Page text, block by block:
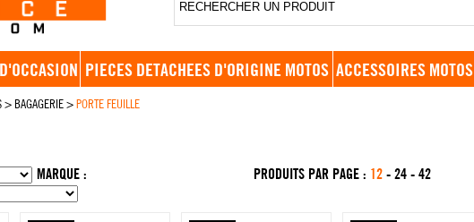
PIECES DETACHEES D'ORIGINE MOTOS ACCESSOIRES MOTOS
> BAGAGERIE>PORTE FEUILLE
MARQUE : PRODUITS PAR PAGE : 12-24-42